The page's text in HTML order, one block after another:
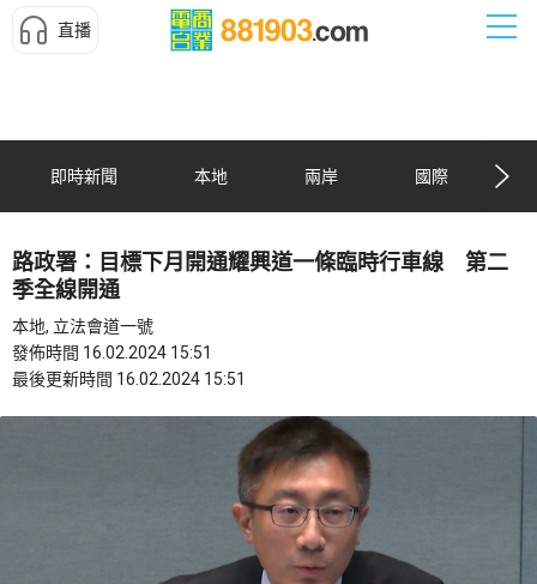
直播
即時新聞 本地 兩岸 國際
路政署：目標下月開通耀興道一條臨時行車線 第二
季全線開通
本地, 立法會道一號
發佈時間 16.02.2024 15:51
最後更新時間 16.02.2024 15:51